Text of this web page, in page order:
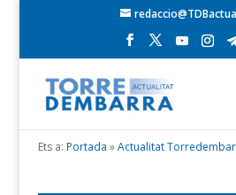
Ets a: Portada »Actualitat